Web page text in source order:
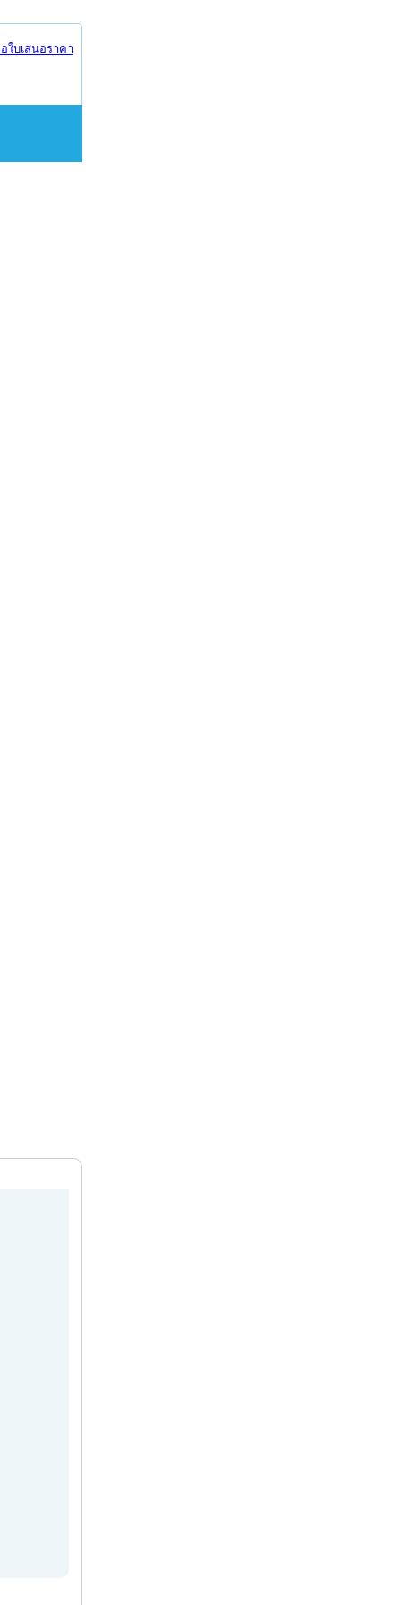
บเสนอราคา